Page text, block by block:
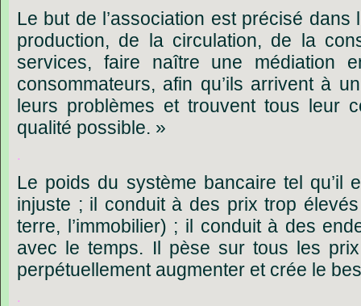
Le but de l’association est précisé dans
production, de la circulation, de la
services, faire naître une médiation
consommateurs, afin qu’ils arrivent à
leurs problèmes et trouvent tous leur
qualité possible. »
.
Le poids du système bancaire tel qu’il
injuste ; il conduit à des prix trop
terre, l’immobilier) ; il conduit à des
avec le temps. Il pèse sur tous les
perpétuellement augmenter et crée le
.